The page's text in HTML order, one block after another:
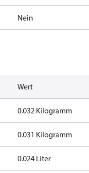
Nein
Wert
0.032 Kilogramm
0.031 Kilogramm
0.024 Liter